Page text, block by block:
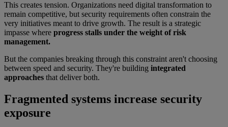
This creates tension. Organizations need digital transformation to
remain competitive, but security requirements often constrain the
very initiatives meant to drive growth. The result is a strategic
impasse where progress stalls under the weight of risk
management.
But the companies breaking through this constraint aren't choosing
between speed and security. They're building integrated
approaches that deliver both.
Fragmented systems increase security
exposure